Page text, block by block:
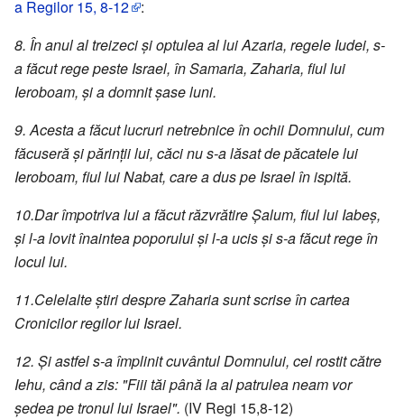
a Regilor 15, 8-12
:
8. În anul al treizeci şi optulea al lui Azaria, regele Iudei, s-
a făcut rege peste Israel, în Samaria, Zaharia, fiul lui
Ieroboam, şi a domnit şase luni.
9. Acesta a făcut lucruri netrebnice în ochii Domnului, cum
făcuseră şi părinţii lui, căci nu s-a lăsat de păcatele lui
Ieroboam, fiul lui Nabat, care a dus pe Israel în ispită.
10.Dar împotriva lui a făcut răzvrătire Şalum, fiul lui Iabeş,
şi l-a lovit înaintea poporului şi l-a ucis şi s-a făcut rege în
locul lui.
11.Celelalte ştiri despre Zaharia sunt scrise în cartea
Cronicilor regilor lui Israel.
12. Şi astfel s-a împlinit cuvântul Domnului, cel rostit către
Iehu, când a zis: "Fiii tăi până la al patrulea neam vor
şedea pe tronul lui Israel". (IV Regi 15,8-12)